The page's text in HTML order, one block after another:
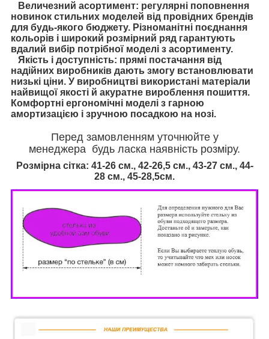
Величезний асортимент: регулярні поповнення
новинок стильних моделей від провідних брендів
для будь-якого бюджету. Різноманітні поєднання
кольорів і широкий розмірний ряд гарантують
вдалий вибір потрібної моделі з асортименту.
Якість і доступність: прямі постачання від
надійних виробників дають змогу встановлювати
низькі ціни. У виробництві використані матеріали
найвищої якості й акуратне вироблення пошиття.
Комфортні ергономічні моделі з гарною
амортизацією і зручною посадкою на нозі.
Перед замовленням уточнюйте у
менеджера будь ласка наявність розміру.
Розмірна сітка: 41-26 см., 42-26,5 см., 43-27 см., 44-
28 см., 45-28,5см.